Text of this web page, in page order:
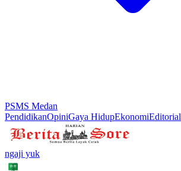
PSMS Medan
PendidikanOpiniGaya HidupEkonomiEditorial
ngaji yuk